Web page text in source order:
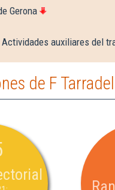
Gerona
auxiliares del
de F